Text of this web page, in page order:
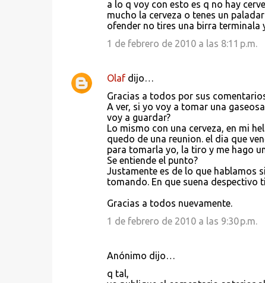
a lo q voy con esto es q no hay
mucho la cerveza o tenes un
ofender no tires una birra terminala
1 de febrero de 2010 a las 8:11 p.m.
Olafdijo…
Gracias a todos por sus
A ver, si yo voy a tomar una
voy a guardar?
Lo mismo con una cerveza, en mi
quedo de una reunion. el dia que
para tomarla yo, la tiro y me hago
Se entiende el punto?
Justamente es de lo que hablamos
tomando. En que suena despectivo
Gracias a todos nuevamente.
1 de febrero de 2010 a las 9:30 p.m.
Anónimo dijo…
q tal,